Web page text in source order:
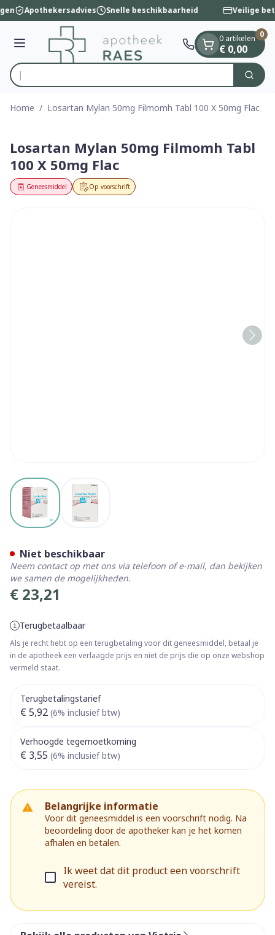
Ga naar de inhoud
1 van 1
Apothekersadvies Snelle beschikbaarheid Veilige
Menu
Product, merk, categorie... Zoek
0 artikelen
€ 0,00
0
Home / Losartan Mylan 50mg Filmomh Tabl 100 X 50mg Flac
Losartan Mylan 50mg Filmomh Tabl
100 X 50mg Flac
Op voorschrift
Geneesmiddel
View larger imageView larger image
€ 23,21
Terugbetaalbaar
Als je recht hebt op een terugbetaling voor dit geneesmiddel, betaal je
in de apotheek een verlaagde prijs en niet de prijs die op onze webshop
vermeld staat.
Terugbetalingstarief
€ 5,92 (6% inclusief btw)
Verhoogde tegemoetkoming
€ 3,55 (6% inclusief btw)
Belangrijke informatie
Voor dit geneesmiddel is een voorschrift nodig. Na
beoordeling door de apotheker kan je het komen
afhalen en betalen.
Ik weet dat dit product een voorschrift
vereist.
Niet beschikbaar
Neem contact op met ons via telefoon of e-mail, dan bekijken
we samen de mogelijkheden.